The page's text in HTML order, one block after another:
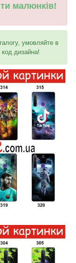
малюнків!
умовляйте в
код дизайна!